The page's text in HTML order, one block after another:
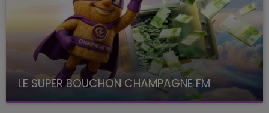
LE SUPER BOUCHON CHAMPAGNE FM
avec La Famille Champagne FM, à 8H10